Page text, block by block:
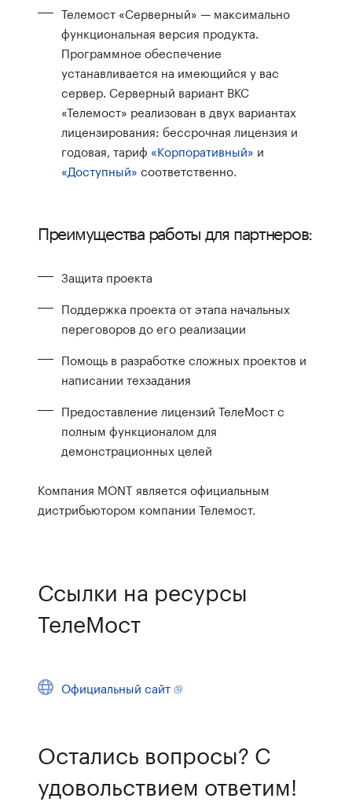
Телемост «Серверный» — максимально
функциональная версия продукта.
Программное обеспечение
устанавливается на имеющийся у вас
сервер. Серверный вариант ВКС
«Телемост» реализован в двух вариантах
лицензирования: бессрочная лицензия и
годовая, тариф «Корпоративный» и
«Доступный» соответственно.
Преимущества работы для партнеров:
Защита проекта
Поддержка проекта от этапа начальных
переговоров до его реализации
Помощь в разработке сложных проектов и
написании техзадания
Предоставление лицензий ТелеМост с
полным функционалом для
демонстрационных целей
Компания MONT является официальным
дистрибьютором компании Телемост.
Ссылки на ресурсы
ТелеМост
Официальный сайт
Остались вопросы? С
удовольствием ответим!